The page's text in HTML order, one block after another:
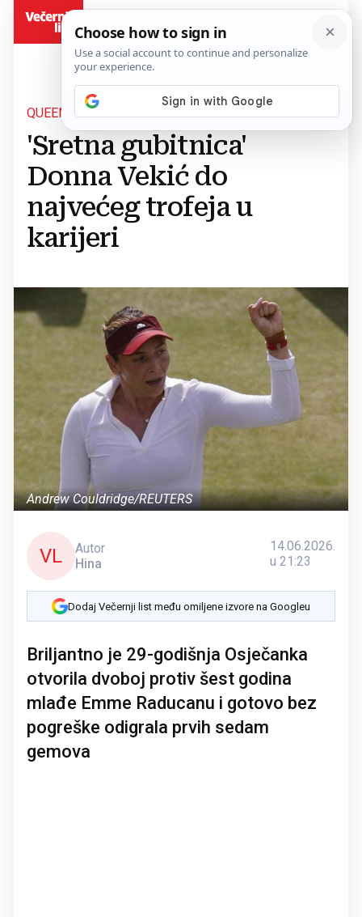
QUEEN'S CLUB
'Sretna gubitnica'
Donna Vekić do
najvećeg trofeja u
karijeri
Andrew Couldridge/REUTERS
VL
Autor
Hina
14.06.2026.
u 21:23
Dodaj Večernji list među omiljene izvore na Googleu
Briljantno je 29-godišnja Osječanka
otvorila dvoboj protiv šest godina
mlađe Emme Raducanu i gotovo bez
pogreške odigrala prvih sedam
gemova